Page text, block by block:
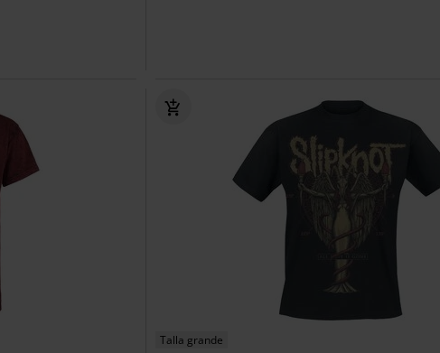
Talla grande